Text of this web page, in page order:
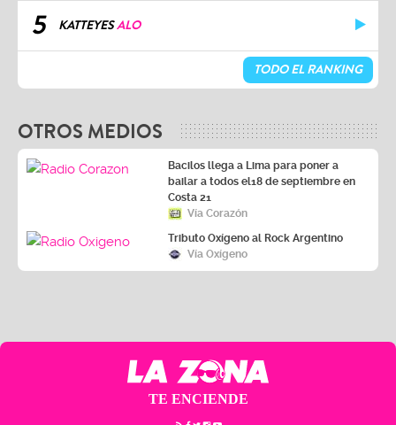
5 KATTEYESALO
TODO EL RANKING
OTROS MEDIOS
Bacilos llega a Lima para poner a
bailar a todos el18 de septiembre en
Costa 21
Vía Corazón
Tributo Oxígeno al Rock Argentino
Vía Oxígeno
TE ENCIENDE